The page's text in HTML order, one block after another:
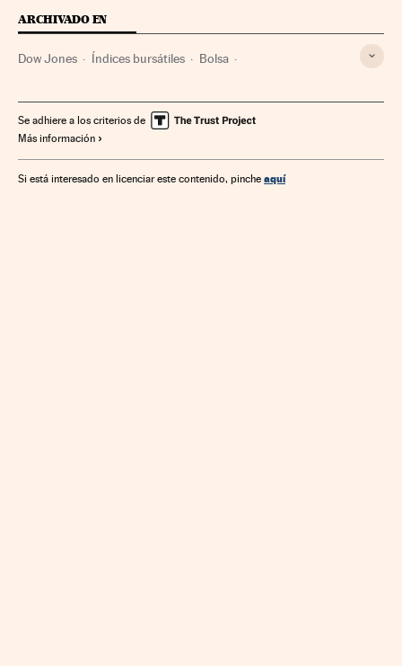
ARCHIVADO EN
Dow Jones Índices bursátiles Bolsa
Se adhiere a los criterios de
Más información
Si está interesado en licenciar este contenido, pinche aquí